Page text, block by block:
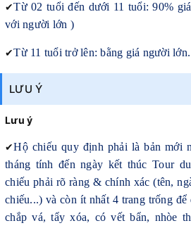
✔Từ 02 tuổi đến dưới 11 tuổi: 90%
với người lớn )
✔Từ 11 tuổi trở lên: bằng giá người lớn.
LƯU Ý
Lưu ý
✔Hộ chiếu quy định phải là bản mới
tháng tính đến ngày kết thúc Tour
chiếu phải rõ ràng & chính xác (tên,
chiếu...) và còn ít nhất 4 trang trống
chắp vá, tẩy xóa, có vết bẩn, nhòe